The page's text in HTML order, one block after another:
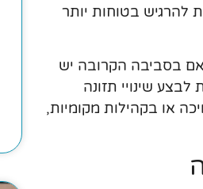
להרגיש בטוחות יותר
אם בסביבה הקרובה יש
לבצע שינויי תזונה
או בקהילות מקומיות,